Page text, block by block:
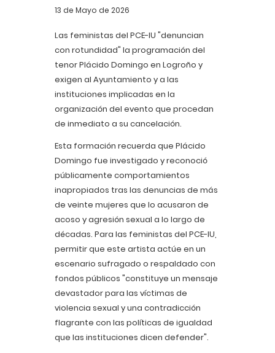
13 de Mayo de 2026
Las feministas del PCE-IU "denuncian
con rotundidad" la programación del
tenor Plácido Domingo en Logroño y
exigen al Ayuntamiento y a las
instituciones implicadas en la
organización del evento que procedan
de inmediato a su cancelación.
Esta formación recuerda que Plácido
Domingo fue investigado y reconoció
públicamente comportamientos
inapropiados tras las denuncias de más
de veinte mujeres que lo acusaron de
acoso y agresión sexual a lo largo de
décadas. Para las feministas del PCE-IU,
permitir que este artista actúe en un
escenario sufragado o respaldado con
fondos públicos "constituye un mensaje
devastador para las víctimas de
violencia sexual y una contradicción
flagrante con las políticas de igualdad
que las instituciones dicen defender".